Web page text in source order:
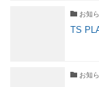
お知
TS
お知